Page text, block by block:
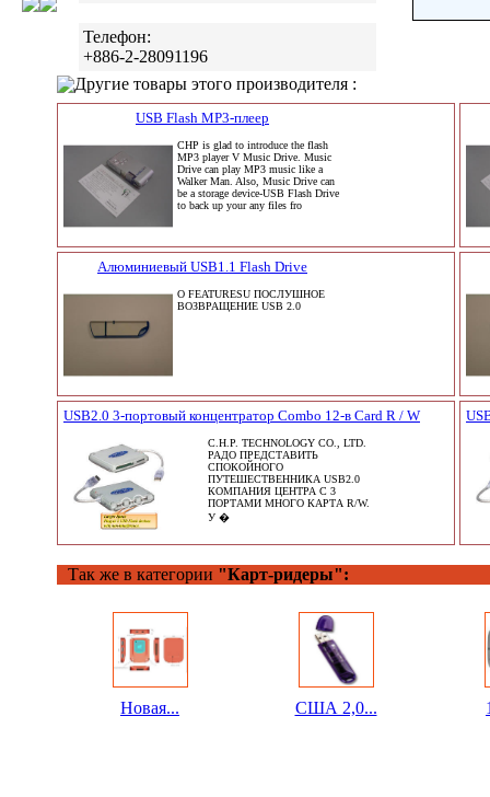
Телефон:
+886-2-28091196
Другие товары этого производителя :
USB Flash MP3-плеер
CHP is glad to introduce the flash
MP3 player V Music Drive. Music
Drive can play MP3 music like a
Walker Man. Also, Music Drive can
be a storage device-USB Flash Drive
to back up your any files fro
Алюминиевый USB1.1 Flash Drive
O FEATURESU ПОСЛУШНОЕ
ВОЗВРАЩЕНИЕ USB 2.0
USB2.0 3-портовый концентратор Combo 12-в Card R / W
C.H.P. TECHNOLOGY CO., LTD.
РАДО ПРЕДСТАВИТЬ
СПОКОЙНОГО
ПУТЕШЕСТВЕННИКА USB2.0
КОМПАНИЯ ЦЕНТРА С 3
ПОРТАМИ МНОГО КАРТА R/W.
У �
Так же в категории "Карт-ридеры":
Новая... США 2,0...